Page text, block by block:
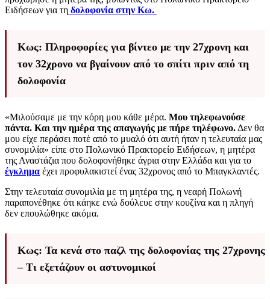
Ειδήσεων για τη δολοφονία στην Κω.
Κως: Πληροφορίες για βίντεο με την 27χρονη και
τον 32χρονο να βγαίνουν από το σπίτι πριν από τη
δολοφονία
«Μιλούσαμε με την κόρη μου κάθε μέρα. Μου τηλεφωνούσε
πάντα. Και την ημέρα της απαγωγής με πήρε τηλέφωνο. Δεν θα
μου είχε περάσει ποτέ από το μυαλό ότι αυτή ήταν η τελευταία μας
συνομιλία» είπε στο Πολωνικό Πρακτορείο Ειδήσεων, η μητέρα
της Αναστάζια που δολοφονήθηκε άγρια στην Ελλάδα και για το
έγκλημα έχει προφυλακιστεί ένας 32χρονος από το Μπαγκλαντές.
Στην τελευταία συνομιλία με τη μητέρα της, η νεαρή Πολωνή
παραπονέθηκε ότι κάηκε ενώ δούλευε στην κουζίνα και η πληγή
δεν επουλώθηκε ακόμα.
Κως: Τα κενά στο παζλ της δολοφονίας της 27χρονης
– Τι εξετάζουν οι αστυνομικοί